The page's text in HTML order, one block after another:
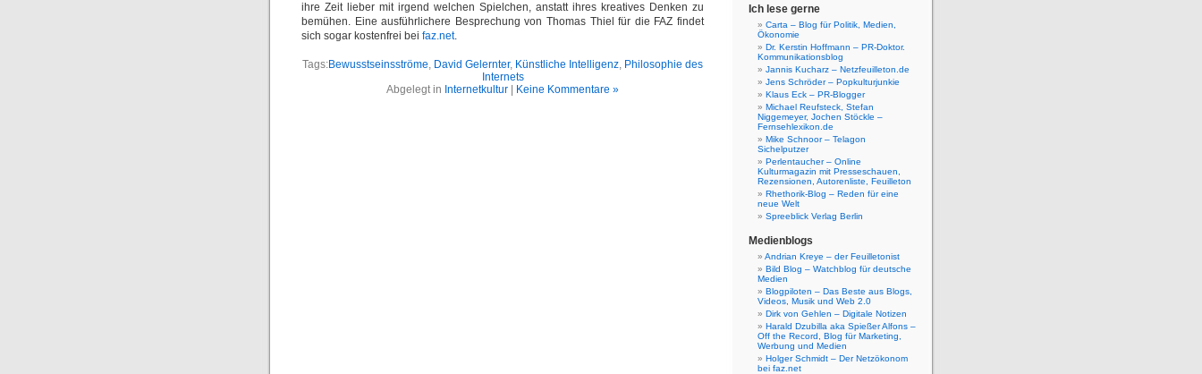
ihre Zeit lieber mit irgend welchen Spielchen, anstatt ihres kreatives Denken zu
bemühen. Eine ausführlichere Besprechung von Thomas Thiel für die FAZ findet
sich sogar kostenfrei bei faz.net.
Tags:Bewusstseinsströme, David Gelernter, Künstliche Intelligenz, Philosophie des
Internets
Abgelegt in Internetkultur Keine Kommentare »
Ich lese gerne
Carta – Blog für Politik, Medien,
Ökonomie
Dr. Kerstin Hoffmann – PR-Doktor.
Kommunikationsblog
Jannis Kucharz – Netzfeuilleton.de
Jens Schröder – Popkulturjunkie
Klaus Eck – PR-Blogger
Michael Reufsteck, Stefan
Niggemeyer, Jochen Stöckle –
Fernsehlexikon.de
Mike Schnoor – Telagon
Sichelputzer
Perlentaucher – Online
Kulturmagazin mit Presseschauen,
Rezensionen, Autorenliste, Feuilleton
Rhethorik-Blog – Reden für eine
neue Welt
Spreeblick Verlag Berlin
Medienblogs
Andrian Kreye – der Feuilletonist
Bild Blog – Watchblog für deutsche
Medien
Blogpiloten – Das Beste aus Blogs,
Videos, Musik und Web 2.0
Dirk von Gehlen – Digitale Notizen
Harald Dzubilla aka Spießer Alfons –
Off the Record, Blog für Marketing,
Werbung und Medien
Holger Schmidt – Der Netzökonom
bei faz.net